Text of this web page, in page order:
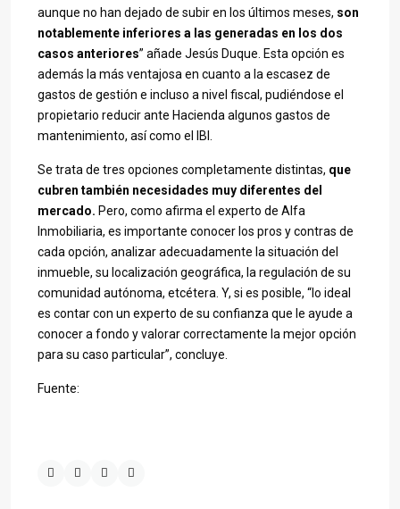
aunque no han dejado de subir en los últimos meses, son
notablemente inferiores a las generadas en los dos
casos anteriores” añade Jesús Duque. Esta opción es
además la más ventajosa en cuanto a la escasez de
gastos de gestión e incluso a nivel fiscal, pudiéndose el
propietario reducir ante Hacienda algunos gastos de
mantenimiento, así como el IBI.
Se trata de tres opciones completamente distintas, que
cubren también necesidades muy diferentes del
mercado. Pero, como afirma el experto de Alfa
Inmobiliaria, es importante conocer los pros y contras de
cada opción, analizar adecuadamente la situación del
inmueble, su localización geográfica, la regulación de su
comunidad autónoma, etcétera. Y, si es posible, “lo ideal
es contar con un experto de su confianza que le ayude a
conocer a fondo y valorar correctamente la mejor opción
para su caso particular”, concluye.
Fuente: